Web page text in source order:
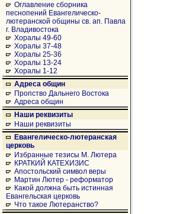
Оглавление сборника
песнопений Евангелическо-
лютеранской общины св. ап. Павла
г. Владивостока
Хоралы 49-60
Хоралы 37-48
Хоралы 25-36
Хоралы 13-24
Хоралы 1-12
Адреса общин
Пропство Дальнего Востока
Адреса общин
Наши реквизиты
Наши реквизиты
Евангелическо-лютеранская
церковь
Избранные тезисы М. Лютера
КРАТКИЙ КАТЕХИЗИС
Апостольский символ веры
Мартин Лютер - реформатор
Какой должна быть истинная
Евангельская церковь
Что такое Лютеранство?